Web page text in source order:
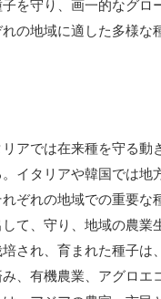
を守り、画一的なグロ
の地域に適した多様な
アでは在来種を守る動
イタリアや韓国では地
ぞれの地域での重要な
て、守り、地域の農業
され、育まれた種子は
、有機農業、アグロエ